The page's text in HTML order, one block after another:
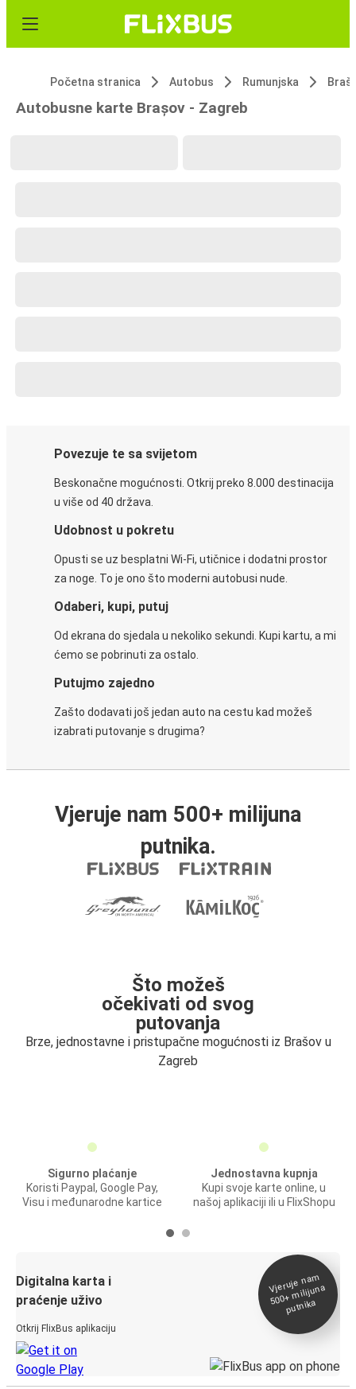
Početna stranica Autobus Rumunjska
Autobusne karte Brașov - Zagreb
Povezuje te sa svijetom
Beskonačne mogućnosti. Otkrij preko 8.000 destinacija
u više od 40 država.
Udobnost u pokretu
Opusti se uz besplatni Wi-Fi, utičnice i dodatni prostor
za noge. To je ono što moderni autobusi nude.
Odaberi, kupi, putuj
Od ekrana do sjedala u nekoliko sekundi. Kupi kartu, a mi
ćemo se pobrinuti za ostalo.
Putujmo zajedno
Zašto dodavati još jedan auto na cestu kad možeš
izabrati putovanje s drugima?
Vjeruje nam 500+ milijuna
putnika.
Što možeš
očekivati od svog
putovanja
Brze, jednostavne i pristupačne mogućnosti iz Brašov u
Zagreb
Sigurno plaćanje
Koristi Paypal, Google Pay,
Visu i međunarodne kartice
Jednostavna kupnja
Kupi svoje karte online, u
našoj aplikaciji ili u FlixShopu
Digitalna karta i
praćenje uživo
Otkrij FlixBus aplikaciju
Vjeruje na
m
500+
milijuna
putnika